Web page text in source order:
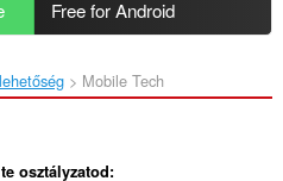
Free for Android
Mobile Tech‎
osztályzatod